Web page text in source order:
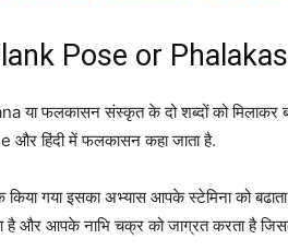
Pose or
या फलकासन संस्कृत के दो शब्दों को
और हिंदी में फलकासन कहा जाता है.
गया इसका अभ्यास आपके स्टेमिना को
है और आपके नाभि चक्र को जाग्रत करता है